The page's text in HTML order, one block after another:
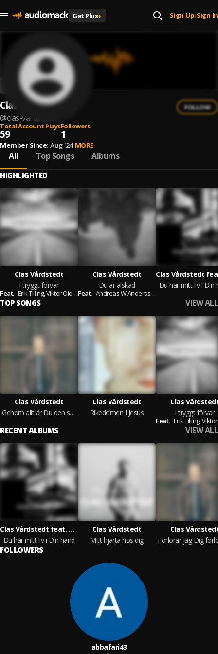
Get Plus+ Sign Up| Sign In
Clas Vårdstedt
@clas-vardstedt
FOLLOW
Total Account Plays
59
Followers
1
Member Since: Aug '24 MORE
All Top Songs Albums
HIGHLIGHTED
Clas Vårdstedt
I tryggt förvar
Feat. Erik Tilling,Viktor Olofsson
Clas Vårdstedt
Du är älskad
Feat. Andreas W Andersson,
Du har mitt liv i Din
TOP SONGS VIEW ALL
Clas Vårdstedt
Genom allt är Du den som bär
Clas Vårdstedt
Rikedomen I Jesus
Clas
I tryggt förvar
Feat. Erik Tilling,Viktor
RECENT ALBUMS VIEW ALL
Clas Vårdstedt feat. Mikael Bergström
Du har mitt liv i Din hand
Clas Vårdstedt
Mitt hjärta hos dig
Clas
FOLLOWERS
abbafari43